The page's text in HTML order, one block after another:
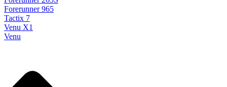
Forerunner 965
Tactix 7
Venu X1
Venu